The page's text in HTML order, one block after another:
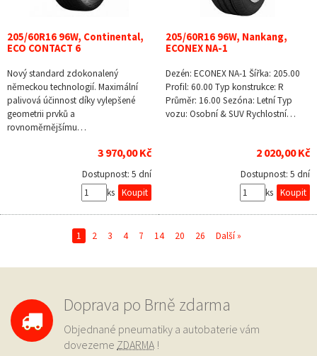
205/60R16 96W, Continental,
ECO CONTACT 6
Nový standard zdokonalený
německou technologií. Maximální
palivová účinnost díky vylepšené
geometrii prvků a
rovnoměrnějšímu…
3 970,00 Kč
Dostupnost: 5 dní
ks
205/60R16 96W, Nankang,
ECONEX NA-1
Dezén: ECONEX NA-1 Šířka: 205.00
Profil: 60.00 Typ konstrukce: R
Průměr: 16.00 Sezóna: Letní Typ
vozu: Osobní & SUV Rychlostní…
2 020,00 Kč
Dostupnost: 5 dní
ks
1 2 3 4 7 14 20 26 Další »
Doprava po Brně zdarma
Objednané pneumatiky a autobaterie vám
dovezeme ZDARMA !